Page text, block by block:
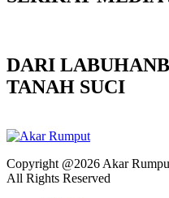
DARI
TANAH SUCI
Copyright @2026 Akar
All Rights Reserved